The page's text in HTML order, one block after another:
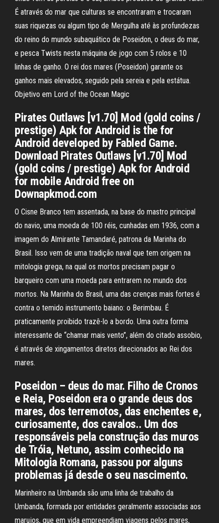
É através do mar que culturas se encontraram e trocaram
suas riquezas ou algum tipo de Mergulha até às profundezas
do reino do mundo subaquático de Poseidon, o deus do mar,
e pesca Twists nesta máquina de jogo com 5 rolos e 10
linhas de ganho. O rei dos mares (Poseidon) garante os
ganhos mais elevados, seguido pela sereia e pela estátua.
Objetivo em Lord of the Ocean Magic
Pirates Outlaws [v1.70] Mod (gold coins /
prestige) Apk for Android is the for
Android developed by Fabled Game.
Download Pirates Outlaws [v1.70] Mod
(gold coins / prestige) Apk for Android
for mobile Android free on
Downapkmod.com
O Cisne Branco tem assentada, na base do mastro principal
do navio, uma moeda de 100 réis, cunhadas em 1936, com a
imagem do Almirante Tamandaré, patrona da Marinha do
Brasil. Isso vem de uma tradição naval que tem origem na
mitologia grega, na qual os mortos precisam pagar o
barqueiro com uma moeda para entrarem no mundo dos
mortos. Na Marinha do Brasil, uma das crenças mais fortes é
contra o temido instrumento baiano: o Berimbau. É
praticamente proibido trazê-lo a bordo. Uma outra forma
interessante de “chamar mais vento”, além do citado assobio,
é através de xingamentos diretos direcionados ao Rei dos
mares.
Poseidon – deus do mar. Filho de Cronos
e Reia, Poseidon era o grande deus dos
mares, dos terremotos, das enchentes e,
curiosamente, dos cavalos.. Um dos
responsáveis pela construção das muros
de Tróia, Netuno, assim conhecido na
Mitologia Romana, passou por alguns
problemas já desde o seu nascimento.
Marinheiro na Umbanda são uma linha de trabalho da
Umbanda, formada por entidades geralmente associadas aos
marujos, que em vida empreendiam viagens pelos mares,